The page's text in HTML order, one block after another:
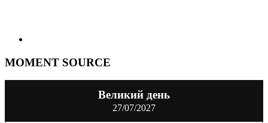
MOMENT SOURCE
Великий день
27/07/2027